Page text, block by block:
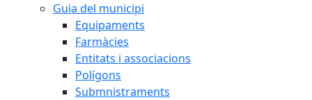
Guia del municipi
Equipaments
Farmàcies
Entitats i associacions
Polígons
Submnistraments